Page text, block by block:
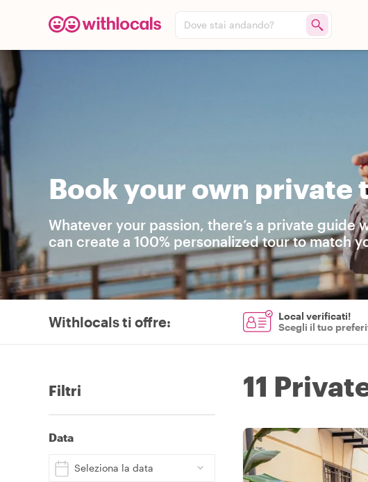
Dove stai andando?
Book your own private
Whatever your passion, there’s a private guide
can create a 100% personalized tour to match
Withlocals ti offre:
Local verificati!
Scegli il tuo
Filtri
Data
Seleziona la data
11